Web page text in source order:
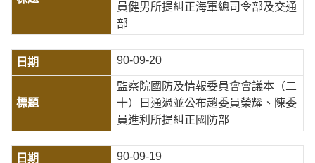
員健男所提糾正海軍總司令部及交通
部
90-09-20
監察院國防及情報委員會會議本（二
十）日通過並公布趙委員榮耀、陳委
員進利所提糾正國防部
90-09-19